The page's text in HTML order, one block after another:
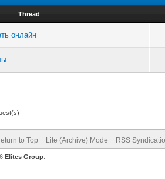
Thread
онлайн
to Top Lite (Archive) Mode RSS
Elites Group